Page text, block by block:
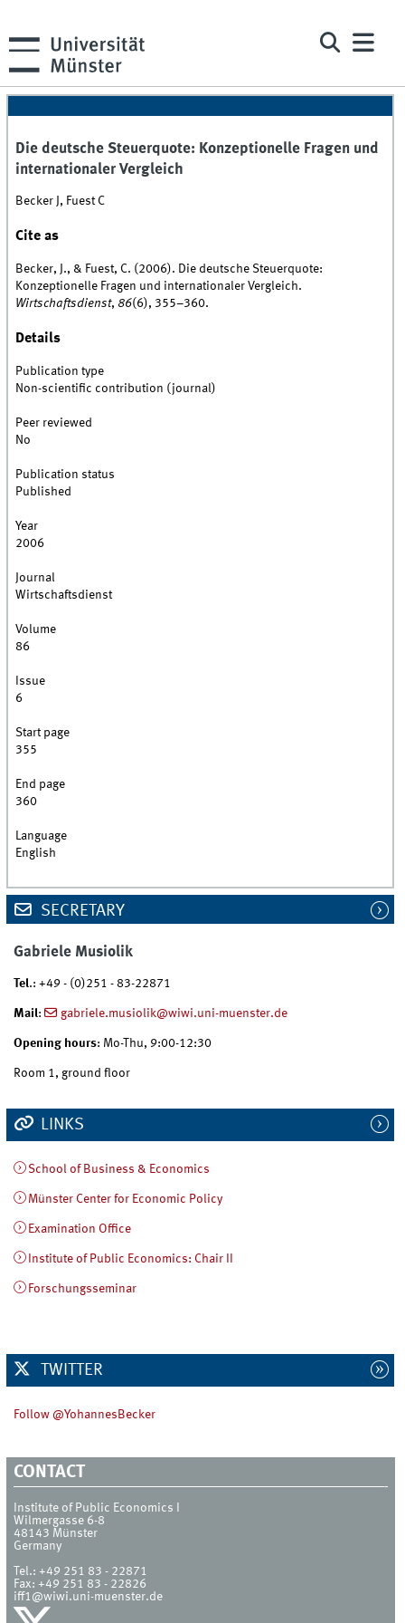
Die deutsche Steuerquote: Konzeptionelle Fragen und
internationaler Vergleich
Becker J, Fuest C
Cite as
Becker, J., & Fuest, C. (2006). Die deutsche Steuerquote:
Konzeptionelle Fragen und internationaler Vergleich.
Wirtschaftsdienst, 86(6), 355–360.
Details
Publication type
Non-scientific contribution (journal)
Peer reviewed
No
Publication status
Published
Year
2006
Journal
Wirtschaftsdienst
Volume
86
Issue
6
Start page
355
End page
360
Language
English
SECRETARY
Gabriele Musiolik
Tel.: +49 - (0)251 - 83-22871
Mail: gabriele.musiolik@wiwi.uni-muenster.de
Opening hours: Mo-Thu, 9:00-12:30
Room 1, ground floor
LINKS
School of Business & Economics
Münster Center for Economic Policy
Examination Office
Institute of Public Economics: Chair II
Forschungsseminar
TWITTER
Follow @YohannesBecker
CONTACT
Institute of Public Economics I
Wilmergasse 6-8
48143 Münster
Germany
Tel.:+49 251 83 - 22871
Fax:+49 251 83 - 22826
iff1@wiwi.uni-muenster.de